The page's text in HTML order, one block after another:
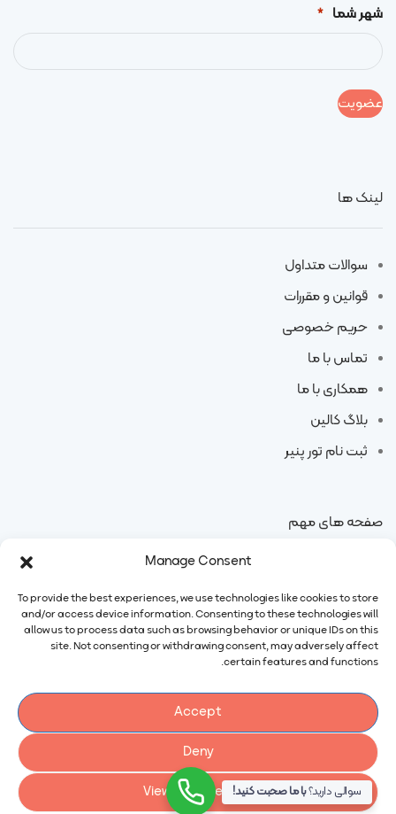
Manage Consent
To provide the best experiences, we use technologies like cookies to store
and/or access device information. Consenting to these technologies will
allow us to process data such as browsing behavior or unique IDs on this
site. Not consenting or withdrawing consent, may adversely affect
certain features and functions.
Accept
Deny
View preferences
شهر شما *
لینک ها
سوالات متداول
قوانین و مقررات
حریم خصوصی
تماس با ما
همکاری با ما
بلاگ کالین
ثبت نام تور پنیر
صفحه های مهم
پنیر
خامه
کره
پودر آب پنیر
پودر شیر خشک
پنیر چدار
سوالی دارید؟با ما صحبت کنید!